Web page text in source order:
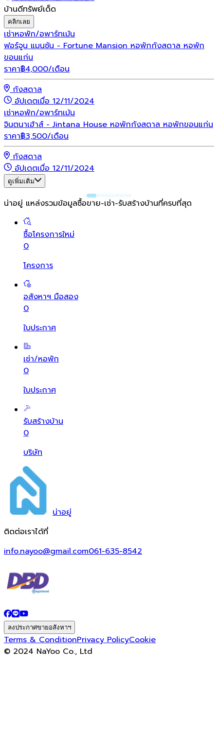
บ้านดีทรัพย์เด็ด
คลิกเลย
เช่าหอพัก/อพาร์ทเม้น
ฟอร์จูน แมนชัน - Fortune Mansion หอพักกังสดาล หอพัก
ขอนแก่น
ราคา฿4,000/เดือน
กังสดาล
อัปเดตเมื่อ 12/11/2024
เช่าหอพัก/อพาร์ทเม้น
จินตนาเฮ้าส์ - Jintana House หอพักกังสดาล หอพักขอนแก่น
ราคา฿3,500/เดือน
กังสดาล
อัปเดตเมื่อ 12/11/2024
ดูเพิ่มเติม
น่าอยู่ แหล่งรวมข้อมูลซื้อขาย-เช่า-รับสร้างบ้านที่ครบที่สุด
ซื้อโครงการใหม่
0
โครงการ
อสังหาฯ มือสอง
0
ใบประกาศ
เช่า/หอพัก
0
ใบประกาศ
รับสร้างบ้าน
0
บริษัท
น่าอยู่
ติดต่อเราได้ที่
info.nayoo@gmail.com061-635-8542
ลงประกาศขายอสังหาฯ
Terms & ConditionPrivacy PolicyCookie
© 2024 NaYoo Co., Ltd